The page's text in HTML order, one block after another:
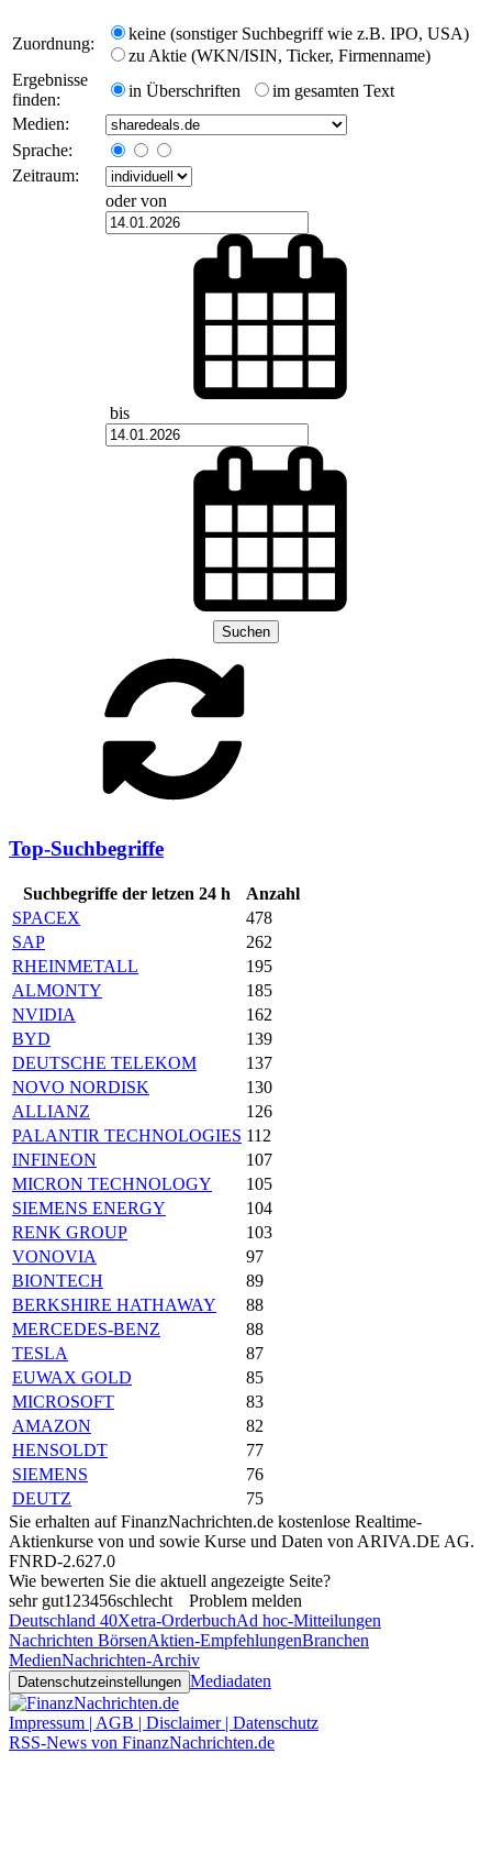
Zuordnung:
keine (sonstiger Suchbegriff wie z.B. IPO, USA)
zu Aktie (WKN/ISIN, Ticker, Firmenname)
Ergebnisse
finden:
in Überschriften
im gesamten Text
Medien:
Sprache:
Zeitraum:
oder von
bis
Suchen
Top-Suchbegriffe
Suchbegriffe der letzen 24 h
Anzahl
SPACEX
478
SAP
262
RHEINMETALL
195
ALMONTY
185
NVIDIA
162
BYD
139
DEUTSCHE TELEKOM
137
NOVO NORDISK
130
ALLIANZ
126
PALANTIR TECHNOLOGIES 112
INFINEON
107
MICRON TECHNOLOGY
105
SIEMENS ENERGY
104
RENK GROUP
103
VONOVIA
97
BIONTECH
89
BERKSHIRE HATHAWAY
88
MERCEDES-BENZ
88
TESLA
87
EUWAX GOLD
85
MICROSOFT
83
AMAZON
82
HENSOLDT
77
SIEMENS
76
DEUTZ
75
Sie erhalten auf FinanzNachrichten.de kostenlose Realtime-
Aktienkurse von und sowie Kurse und Daten von ARIVA.DE AG.
FNRD-2.627.0
Wie bewerten Sie die aktuell angezeigte Seite?
sehr gut1 23456schlecht
Problem melden
Deutschland 40Xetra-OrderbuchAd hoc-Mitteilungen
Nachrichten BörsenAktien-EmpfehlungenBranchen
MedienNachrichten-Archiv
Datenschutzeinstellungen Mediadaten
Impressum | AGB | Disclaimer | Datenschutz
RSS-News von FinanzNachrichten.de